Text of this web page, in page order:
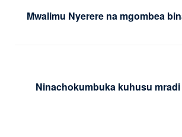
Mwalimu Nyerere na mgombea
Ninachokumbuka kuhusu mradi